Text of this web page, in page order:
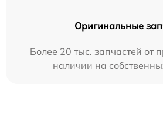
Оригинальные
Более 20 тыс. запчастей от
наличии на